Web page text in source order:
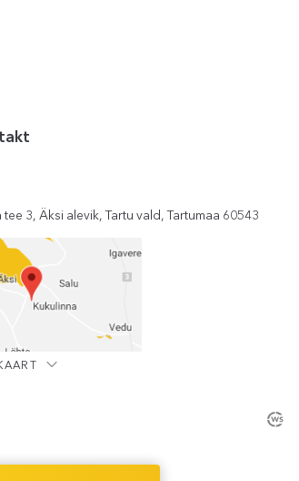
tee 3, Äksi alevik, Tartu vald, Tartumaa 60543